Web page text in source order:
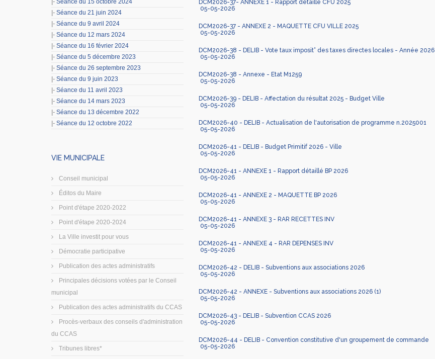
|- Séance du 15 octobre 2024
|- Séance du 21 juin 2024
|- Séance du 9 avril 2024
|- Séance du 12 mars 2024
|- Séance du 16 février 2024
|- Séance du 5 décembre 2023
|- Séance du 26 septembre 2023
|- Séance du 9 juin 2023
|- Séance du 11 avril 2023
|- Séance du 14 mars 2023
|- Séance du 13 décembre 2022
|- Séance du 12 octobre 2022
VIE MUNICIPALE
Conseil municipal
Éditos du Maire
Point d'étape 2020-2022
Point d'étape 2020-2024
La Ville investit pour vous
Démocratie participative
Publication des actes administratifs
Principales décisions votées par le Conseil
municipal
Publication des actes administratifs du CCAS
Procès-verbaux des conseils d'administration
du CCAS
Tribunes libres*
DCM2026-37- ANNEXE 1 - Rapport détaillé CFU 2025
05-05-2026
DCM2026-37 - ANNEXE 2 - MAQUETTE CFU VILLE 2025
05-05-2026
DCM2026-38 - DELIB - Vote taux imposit° des taxes directes locales - Année 2026
05-05-2026
DCM2026-38 - Annexe - Etat M1259
05-05-2026
DCM2026-39 - DELIB - Affectation du résultat 2025 - Budget Ville
05-05-2026
DCM2026-40 - DELIB - Actualisation de l'autorisation de programme n.2025001
05-05-2026
DCM2026-41 - DELIB - Budget Primitif 2026 - Ville
05-05-2026
DCM2026-41 - ANNEXE 1 - Rapport détaillé BP 2026
05-05-2026
DCM2026-41 - ANNEXE 2 - MAQUETTE BP 2026
05-05-2026
DCM2026-41 - ANNEXE 3 - RAR RECETTES INV
05-05-2026
DCM2026-41 - ANNEXE 4 - RAR DEPENSES INV
05-05-2026
DCM2026-42 - DELIB - Subventions aux associations 2026
05-05-2026
DCM2026-42 - ANNEXE - Subventions aux associations 2026 (1)
05-05-2026
DCM2026-43 - DELIB - Subvention CCAS 2026
05-05-2026
DCM2026-44 - DELIB - Convention constitutive d'un groupement de commande
05-05-2026